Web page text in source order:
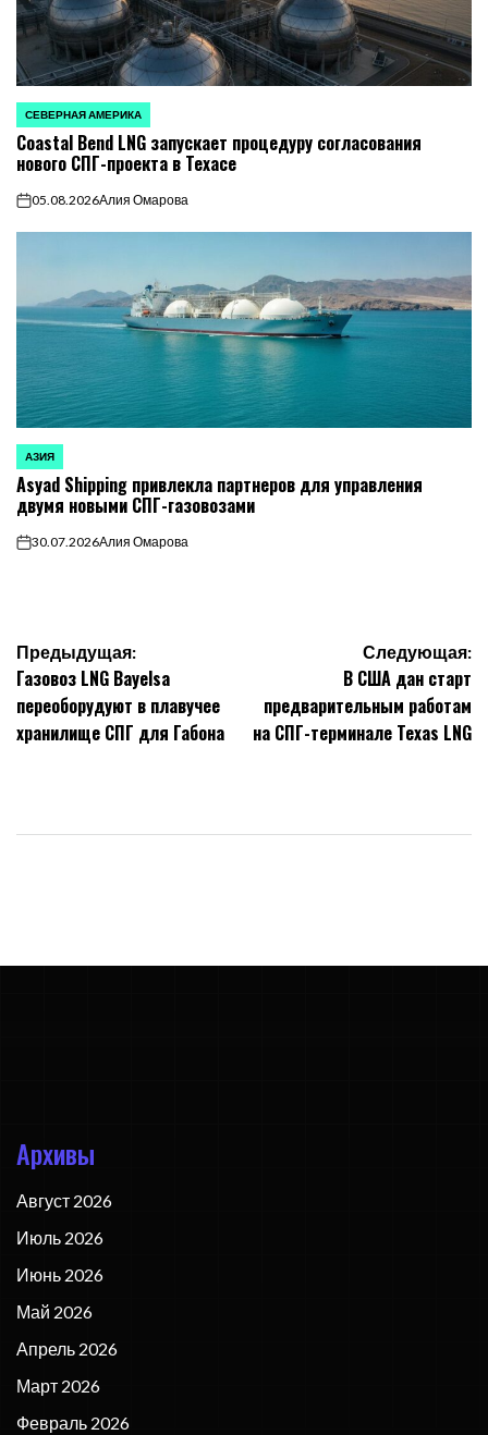
ОПУБЛИКОВАНО
В
СЕВЕРНАЯ АМЕРИКА
Coastal Bend LNG запускает процедуру согласования
нового СПГ-проекта в Техасе
on05.08.2026Алия Омарова
ОПУБЛИКОВАНО
В
АЗИЯ
Asyad Shipping привлекла партнеров для управления
двумя новыми СПГ-газовозами
on30.07.2026Алия Омарова
Навигация
по
записям
Предыдущая:
Газовоз LNG Bayelsa
переоборудуют в плавучее
хранилище СПГ для Габона
Следующая:
В США дан старт
предварительным работам
на СПГ-терминале Texas LNG
Архивы
Август 2026
Июль 2026
Июнь 2026
Май 2026
Апрель 2026
Март 2026
Февраль 2026